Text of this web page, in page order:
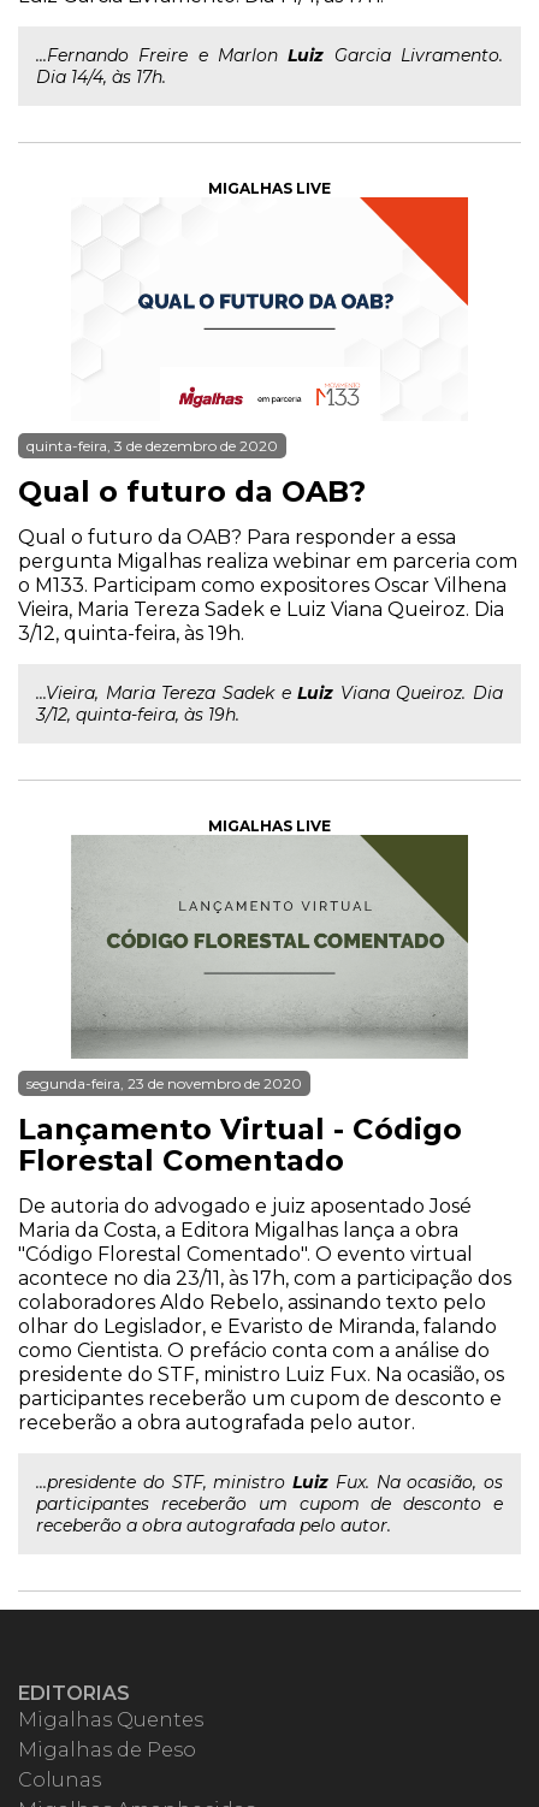
...Fernando Freire e MarlonLuiz Garcia Livramento.
Dia 14/4, às 17h.
MIGALHAS LIVE
quinta-feira, 3 de dezembro de 2020
Qual o futuro da OAB?
Qual o futuro da OAB? Para responder a essa
pergunta Migalhas realiza webinar em parceria com
o M133. Participam como expositores Oscar Vilhena
Vieira, Maria Tereza Sadek e Luiz Viana Queiroz. Dia
3/12, quinta-feira, às 19h.
...Vieira, Maria Tereza Sadek eLuiz Viana Queiroz. Dia
3/12, quinta-feira, às 19h.
MIGALHAS LIVE
segunda-feira, 23 de novembro de 2020
Lançamento Virtual - Código
Florestal Comentado
De autoria do advogado e juiz aposentado José
Maria da Costa, a Editora Migalhas lança a obra
"Código Florestal Comentado". O evento virtual
acontece no dia 23/11, às 17h, com a participação dos
colaboradores Aldo Rebelo, assinando texto pelo
olhar do Legislador, e Evaristo de Miranda, falando
como Cientista. O prefácio conta com a análise do
presidente do STF, ministro Luiz Fux. Na ocasião, os
participantes receberão um cupom de desconto e
receberão a obra autografada pelo autor.
...presidente do STF, ministro Luiz Fux. Na ocasião, os
participantes receberão um cupom de desconto e
receberão a obra autografada pelo autor.
EDITORIAS
Migalhas Quentes
Migalhas de Peso
Colunas